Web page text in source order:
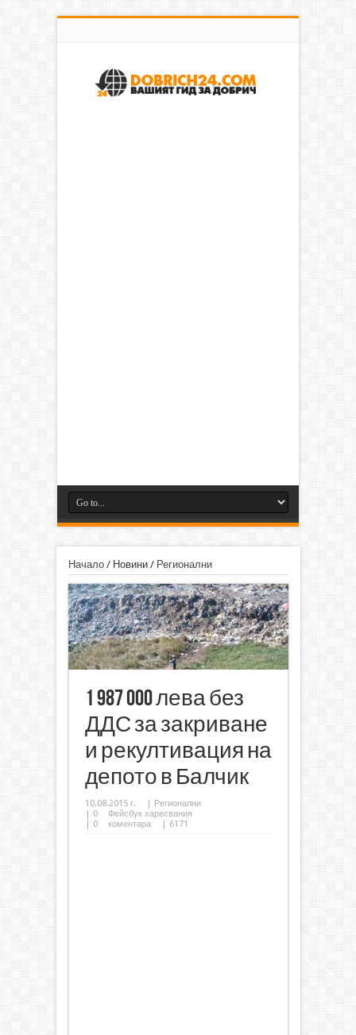
Начало/ Новини/ Регионални
1 987 000 лева без
ДДС за закриване
и рекултивация на
депото в Балчик
10.08.2015 г.
Регионални
0
Фейсбук харесвания
0 коментара | 6171